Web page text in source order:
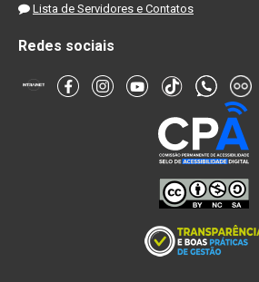
Lista de Servidores e Contatos
Redes sociais